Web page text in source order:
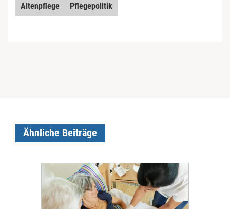
Altenpflege Pflegepolitik
Ähnliche Beiträge